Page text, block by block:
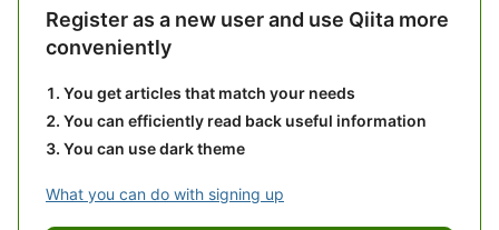
Register as a new user and use Qiita more
conveniently
You get articles that match your needs
You can efficiently read back useful information
You can use dark theme
What you can do with signing up